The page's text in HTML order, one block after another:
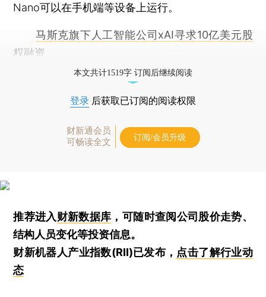
Nano可以在手机端等设备上运行。
马斯克旗下人工智能公司xAI寻求10亿美元股
权融资
本文共计1519字 订阅后继续阅读
登录 后获取已订阅的阅读权限
财新通会员
可畅读全文
订阅/会员升级
推荐进入财新数据库 ，可随时查阅公司股价走势、
结构人员变化等投资信息。
财新机器人产业指数(RII)已发布， 点击了解行业动
态